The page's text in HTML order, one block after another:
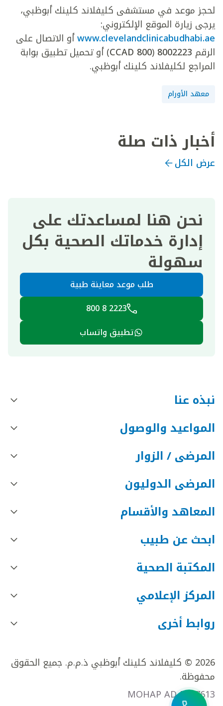
لحجز موعد في مستشفى كليفلاند كلينك أبوظبي،
يرجى زيارة الموقع الإلكتروني:
www.clevelandclinicabudhabi.aeأو الاتصال على
الرقم 8002223
(
800 CCAD
) أو تحميل تطبيق بوابة
المراجع لكليفلاند كلينك أبوظبي.
معهد الأورام
أخبار ذات صلة
عرض الكل
نحن هنا لمساعدتك على
إدارة خدماتك الصحية بكل
سهولة
طلب موعد معاينة طبية
2223 8 800
تطبيق واتساب
نبذه عنا
المواعيد والوصول
المرضى / الزوار
المرضى الدوليون
المعاهد والأقسام
ابحث عن طبيب
المكتبة الصحية
المركز الإعلامي
روابط أخرى
2026 © كليفلاند كلينك أبوظبي ذ.م.م. جميع الحقوق
محفوظة.
MOHAP AD FR27613